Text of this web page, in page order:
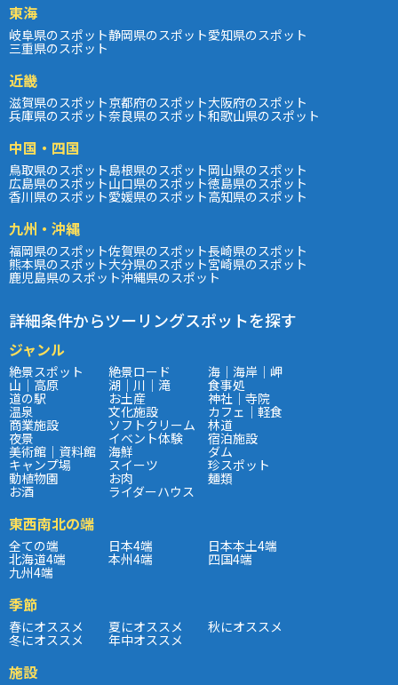
東海
岐阜県のスポット静岡県のスポット愛知県のスポット
三重県のスポット
近畿
滋賀県のスポット京都府のスポット大阪府のスポット
兵庫県のスポット奈良県のスポット和歌山県のスポット
中国・四国
鳥取県のスポット島根県のスポット岡山県のスポット
広島県のスポット山口県のスポット徳島県のスポット
香川県のスポット愛媛県のスポット高知県のスポット
九州・沖縄
福岡県のスポット佐賀県のスポット長崎県のスポット
熊本県のスポット大分県のスポット宮崎県のスポット
鹿児島県のスポット沖縄県のスポット
詳細条件からツーリングスポットを探す
ジャンル
絶景スポット 絶景ロード 海｜海岸｜岬
山｜高原 湖｜川｜滝 食事処
道の駅 お土産 神社｜寺院
温泉 文化施設 カフェ｜軽食
商業施設 ソフトクリーム 林道
夜景 イベント体験 宿泊施設
美術館｜資料館 海鮮 ダム
キャンプ場 スイーツ 珍スポット
動植物園 お肉 麺類
お酒 ライダーハウス
東西南北の端
全ての端 日本4端 日本本土4端
北海道4端 本州4端 四国4端
九州4端
季節
春にオススメ 夏にオススメ 秋にオススメ
冬にオススメ 年中オススメ
施設